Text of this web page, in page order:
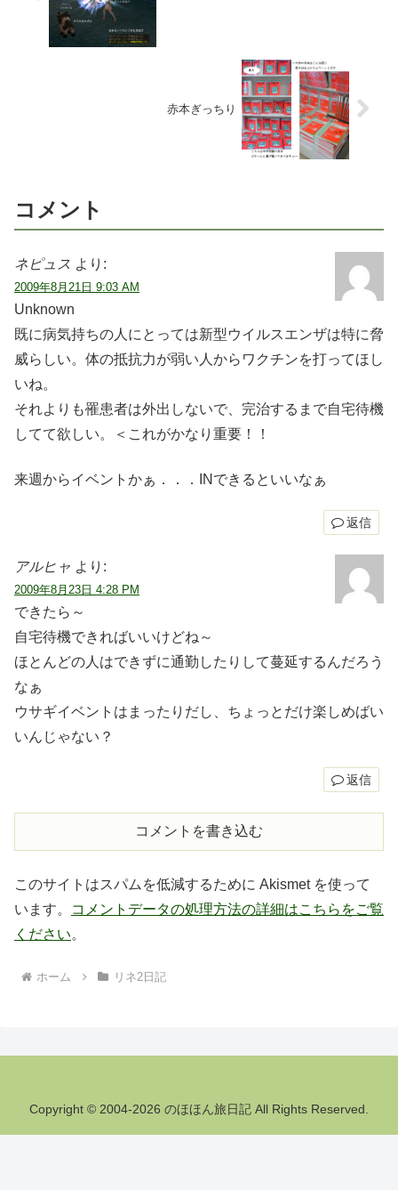
赤本ぎっちり
コメント
ネピュス より:
2009年8月21日 9:03 AM
Unknown
既に病気持ちの人にとっては新型ウイルスエンザは特に脅
威らしい。体の抵抗力が弱い人からワクチンを打ってほし
いね。
それよりも罹患者は外出しないで、完治するまで自宅待機
してて欲しい。＜これがかなり重要！！
来週からイベントかぁ．．．INできるといいなぁ
返信
アルヒャ より:
2009年8月23日 4:28 PM
できたら～
自宅待機できればいいけどね～
ほとんどの人はできずに通勤したりして蔓延するんだろう
なぁ
ウサギイベントはまったりだし、ちょっとだけ楽しめばい
いんじゃない？
返信
コメントを書き込む
このサイトはスパムを低減するために Akismet を使って
います。
コメントデータの処理方法の詳細はこちらをご覧
ください。
ホーム リネ2日記
Copyright © 2004-2026 のほほん旅日記 All Rights Reserved.